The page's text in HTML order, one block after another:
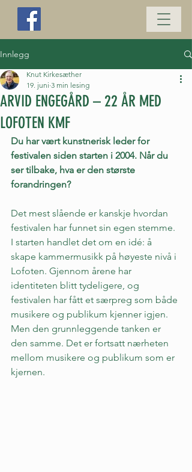
Innlegg
ARVID ENGEGÅRD – 22 ÅR MED
LOFOTEN KMF
Knut Kirkesæther
19. juni 3 min lesing
Du har vært kunstnerisk leder for
festivalen siden starten i 2004. Når du
ser tilbake, hva er den største
forandringen?
Det mest slående er kanskje hvordan
festivalen har funnet sin egen stemme.
I starten handlet det om en idé: å
skape kammermusikk på høyeste nivå i
Lofoten. Gjennom årene har
identiteten blitt tydeligere, og
festivalen har fått et særpreg som både
musikere og publikum kjenner igjen.
Men den grunnleggende tanken er
den samme. Det er fortsatt nærheten
mellom musikere og publikum som er
kjernen.